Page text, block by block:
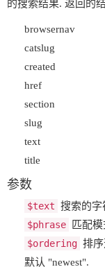
的搜索结果. 返回的
browsernav
catslug
created
href
section
slug
text
title
参数
$text 搜索的字
$phrase
匹配
$ordering 排序
默认 "newest".